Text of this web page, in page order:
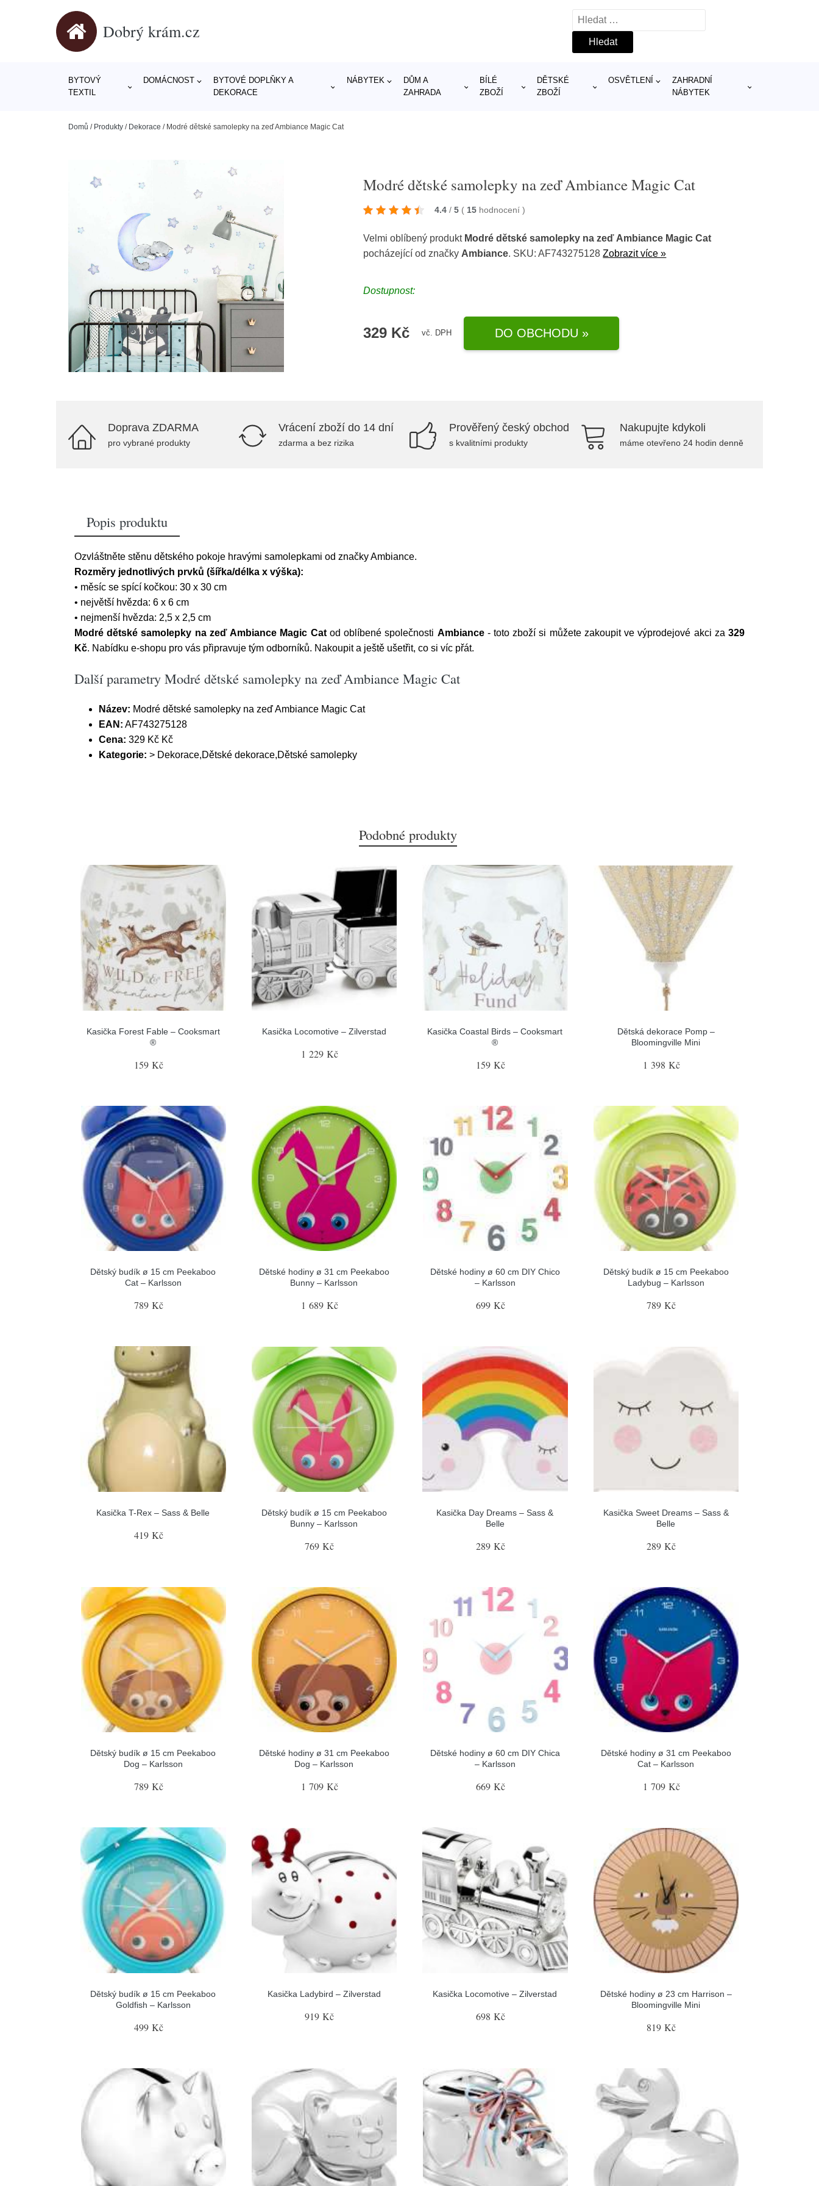
Dobrý krám.cz
Vyhledávání
BYTOVÝ
TEXTIL
DOMÁCNOST
BYTOVÉ DOPLŇKY A
DEKORACE
NÁBYTEK
DŮM A
ZAHRADA
BÍLÉ
ZBOŽÍ
DĚTSKÉ
ZBOŽÍ
OSVĚTLENÍ
ZAHRADNÍ
NÁBYTEK
Domů / Produkty / Dekorace / Modré dětské samolepky na zeď Ambiance Magic Cat
Modré dětské samolepky na zeď Ambiance Magic Cat
4.4 / 5 ( 15 hodnocení)
Velmi oblíbený produkt Modré dětské samolepky na zeď Ambiance Magic Cat
pocházející od značky Ambiance. SKU: AF743275128Zobrazit více »
Dostupnost:
329 Kč vč. DPH DO OBCHODU »
Doprava ZDARMA
pro vybrané produkty
Vrácení zboží do 14 dní
zdarma a bez rizika
Prověřený český obchod
s kvalitními produkty
Nakupujte kdykoli
máme otevřeno 24 hodin denně
Popis produktu
Ozvláštněte stěnu dětského pokoje hravými samolepkami od značky Ambiance.
Rozměry jednotlivých prvků (šířka/délka x výška):
• měsíc se spící kočkou: 30 x 30 cm
• největší hvězda: 6 x 6 cm
• nejmenší hvězda: 2,5 x 2,5 cm
Modré dětské samolepky na zeď Ambiance Magic Catod oblíbené společnosti Ambiance- toto zboží si můžete zakoupit ve výprodejové akci za329
Kč. Nabídku e-shopu pro vás připravuje tým odborníků. Nakoupit a ještě ušetřit, co si víc přát.
Další parametry Modré dětské samolepky na zeď Ambiance Magic Cat
Název: Modré dětské samolepky na zeď Ambiance Magic Cat
EAN: AF743275128
Cena: 329 Kč Kč
Kategorie: > Dekorace,Dětské dekorace,Dětské samolepky
Podobné produkty
Kasička Forest Fable – Cooksmart
®
159 Kč
Kasička Locomotive – Zilverstad
1 229 Kč
Kasička Coastal Birds – Cooksmart
®
159 Kč
Dětská dekorace Pomp –
Bloomingville Mini
1 398 Kč
Dětský budík ø 15 cm Peekaboo
Cat – Karlsson
789 Kč
Dětské hodiny ø 31 cm Peekaboo
Bunny – Karlsson
1 689 Kč
Dětské hodiny ø 60 cm DIY Chico
– Karlsson
699 Kč
Dětský budík ø 15 cm Peekaboo
Ladybug – Karlsson
789 Kč
Kasička T-Rex – Sass & Belle
419 Kč
Dětský budík ø 15 cm Peekaboo
Bunny – Karlsson
769 Kč
Kasička Day Dreams – Sass &
Belle
289 Kč
Kasička Sweet Dreams – Sass &
Belle
289 Kč
Dětský budík ø 15 cm Peekaboo
Dog – Karlsson
789 Kč
Dětské hodiny ø 31 cm Peekaboo
Dog – Karlsson
1 709 Kč
Dětské hodiny ø 60 cm DIY Chica
– Karlsson
669 Kč
Dětské hodiny ø 31 cm Peekaboo
Cat – Karlsson
1 709 Kč
Dětský budík ø 15 cm Peekaboo
Goldfish – Karlsson
499 Kč
Kasička Ladybird – Zilverstad
919 Kč
Kasička Locomotive – Zilverstad
698 Kč
Dětské hodiny ø 23 cm Harrison –
Bloomingville Mini
819 Kč